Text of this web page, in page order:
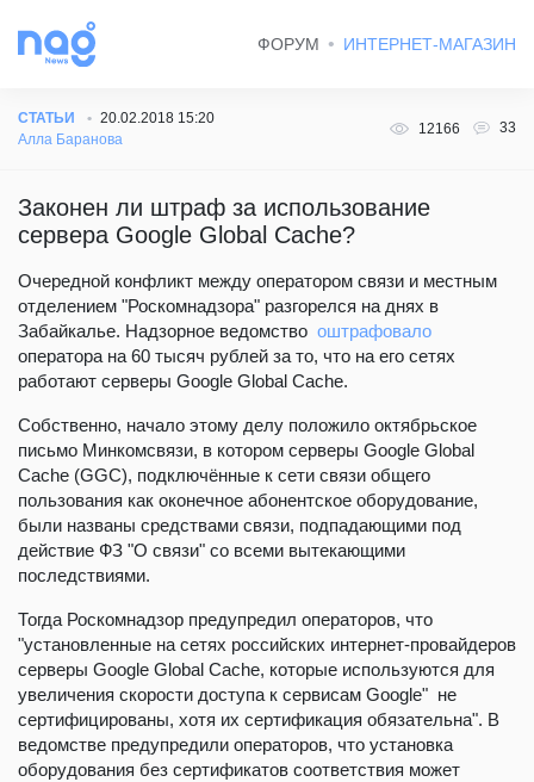
ФОРУМ ИНТЕРНЕТ-МАГАЗИН
СТАТЬИ
20.02.2018 15:20
Алла Баранова
12166 33
Законен ли штраф за использование
сервера Google Global Cache?
Очередной конфликт между оператором связи и местным
отделением "Роскомнадзора" разгорелся на днях в
Забайкалье. Надзорное ведомство оштрафовало
оператора на 60 тысяч рублей за то, что на его сетях
работают серверы Google Global Cache.
Собственно, начало этому делу положило октябрьское
письмо Минкомсвязи, в котором серверы Google Global
Cache (GGC), подключённые к сети связи общего
пользования как оконечное абонентское оборудование,
были названы средствами связи, подпадающими под
действие ФЗ "О связи" со всеми вытекающими
последствиями.
Тогда Роскомнадзор предупредил операторов, что
"установленные на сетях российских интернет-провайдеров
серверы Google Global Cache, которые используются для
увеличения скорости доступа к сервисам Google" не
сертифицированы, хотя их сертификация обязательна". В
ведомстве предупредили операторов, что установка
оборудования без сертификатов соответствия может